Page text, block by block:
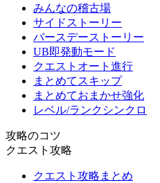
みんなの稽古場
サイドストーリー
バースデーストーリー
UB即発動モード
クエストオート進行
まとめてスキップ
まとめておまかせ強化
レベル/ランクシンクロ
攻略のコツ
クエスト攻略
クエスト攻略まとめ